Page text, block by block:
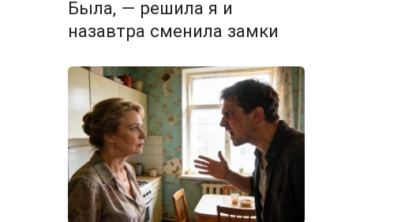
Была, — решила я и
назавтра сменила замки